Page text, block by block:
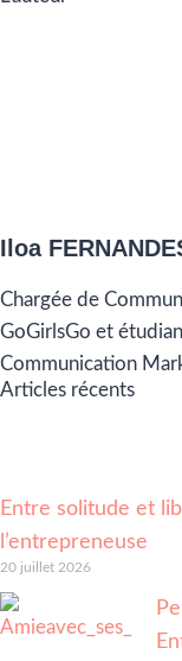
Iloa
Chargée de
GoGirlsGo et
Communication
Articles récents
Entre solitude et
l’entrepreneuse
20 juillet 2026